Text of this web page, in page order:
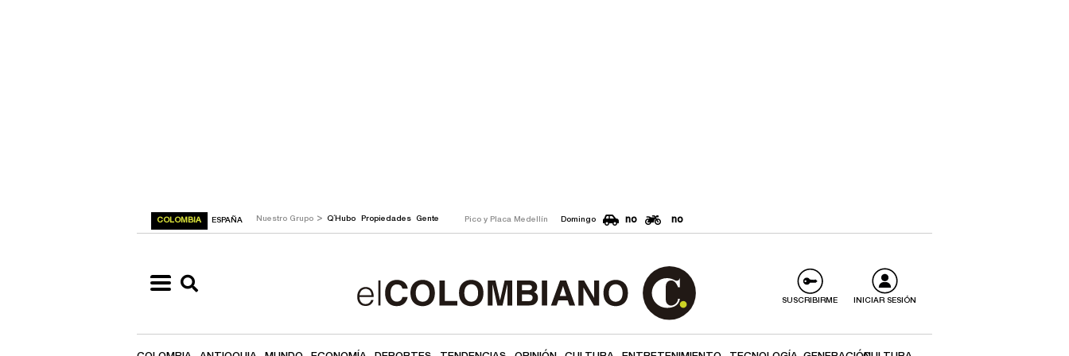
COLOMBIA ESPAÑA Nuestro Grupo > Q´Hubo Propiedades Gente Pico y Placa Medellín Domingo no no
SUSCRIBIRME INICIAR SESIÓN